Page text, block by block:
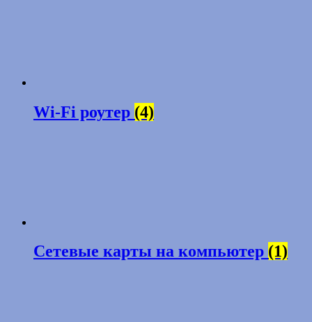
Wi-Fi роутер (4)
Сетевые карты на компьютер (1)